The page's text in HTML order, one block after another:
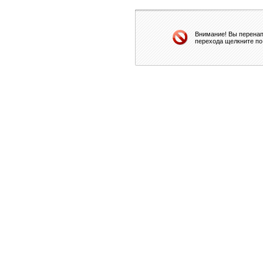
Внимание! Вы
перехода щелкните